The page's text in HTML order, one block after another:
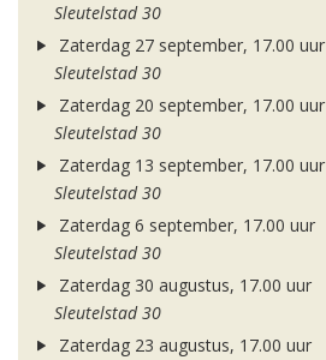
Sleutelstad 30
Zaterdag 27 september, 17.00 uur
Sleutelstad 30
Zaterdag 20 september, 17.00 uur
Sleutelstad 30
Zaterdag 13 september, 17.00 uur
Sleutelstad 30
Zaterdag 6 september, 17.00 uur
Sleutelstad 30
Zaterdag 30 augustus, 17.00 uur
Sleutelstad 30
Zaterdag 23 augustus, 17.00 uur